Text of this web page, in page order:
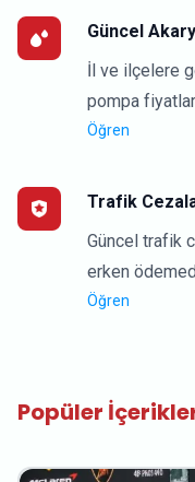
Güncel
İl ve ilçelere
pompa
Öğren
Trafik
Güncel trafik
erken
Öğren
Popüler